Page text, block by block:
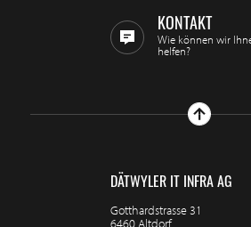
KONTAKT
Wie können wir
helfen?
DÄTWYLER IT INFRA AG
Gotthardstrasse 31
6460 Altdorf